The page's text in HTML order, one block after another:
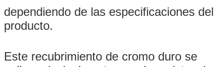
dependiendo de las especificaciones del
producto.
Este recubrimiento de cromo duro se